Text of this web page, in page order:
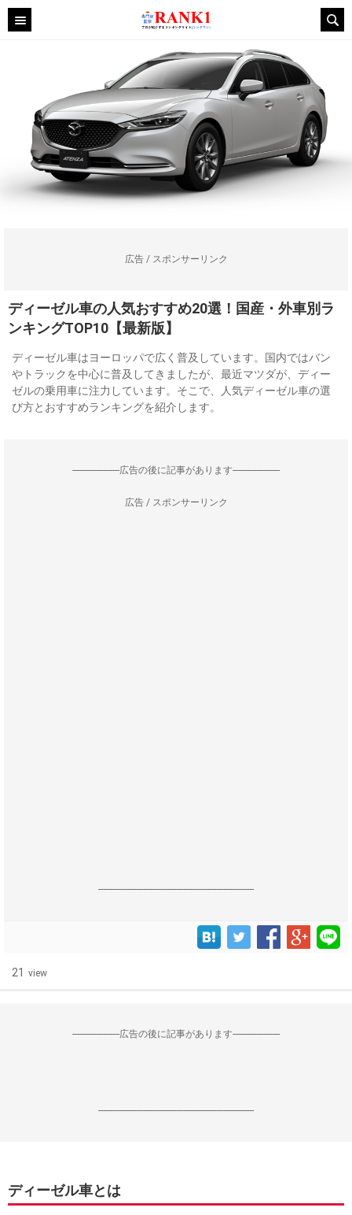
広告 / スポンサーリンク
ディーゼル車の人気おすすめ20選！国産・外車別ラ
ンキングTOP10【最新版】
ディーゼル車はヨーロッパで広く普及しています。国内ではバン
やトラックを中心に普及してきましたが、最近マツダが、ディー
ゼルの乗用車に注力しています。そこで、人気ディーゼル車の選
び方とおすすめランキングを紹介します。
--------------------広告の後に記事があります--------------------
広告 / スポンサーリンク
------------------------------------------------------------------
21 view
--------------------広告の後に記事があります--------------------
------------------------------------------------------------------
ディーゼル車とは